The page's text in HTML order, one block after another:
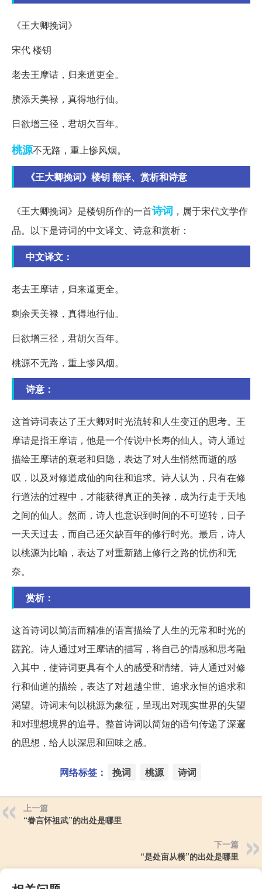
《王大卿挽词》
宋代 楼钥
老去王摩诘，归来道更全。
賸添天美禄，真得地行仙。
日欲增三径，君胡欠百年。
桃源不无路，重上惨风烟。
《王大卿挽词》楼钥 翻译、赏析和诗意
《王大卿挽词》是楼钥所作的一首诗词 ，属于宋代文学作
品。以下是诗词的中文译文、诗意和赏析：
中文译文：
老去王摩诘，归来道更全。
剩余天美禄，真得地行仙。
日欲增三径，君胡欠百年。
桃源不无路，重上惨风烟。
诗意：
这首诗词表达了王大卿对时光流转和人生变迁的思考。王
摩诘是指王摩诘，他是一个传说中长寿的仙人。诗人通过
描绘王摩诘的衰老和归隐，表达了对人生悄然而逝的感
叹，以及对修道成仙的向往和追求。诗人认为，只有在修
行道法的过程中，才能获得真正的美禄，成为行走于天地
之间的仙人。然而，诗人也意识到时间的不可逆转，日子
一天天过去，而自己还欠缺百年的修行时光。最后，诗人
以桃源为比喻，表达了对重新踏上修行之路的忧伤和无
奈。
赏析：
这首诗词以简洁而精准的语言描绘了人生的无常和时光的
蹉跎。诗人通过对王摩诘的描写，将自己的情感和思考融
入其中，使诗词更具有个人的感受和情绪。诗人通过对修
行和仙道的描绘，表达了对超越尘世、追求永恒的追求和
渴望。诗词末句以桃源为象征，呈现出对现实世界的失望
和对理想境界的追寻。整首诗词以简短的语句传递了深邃
的思想，给人以深思和回味之感。
网络标签： 挽词 桃源 诗词
上一篇
“眷言怀祖武”的出处是哪里
下一篇
“是处亩从横”的出处是哪里